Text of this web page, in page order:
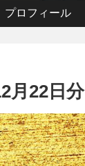
プロフィール
月22日分